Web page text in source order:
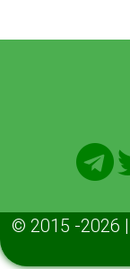
© 2015 -2026